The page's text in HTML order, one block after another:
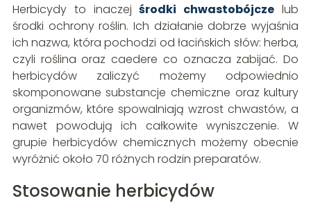
Herbicydy to inaczejśrodki chwastobójcze lub
środki ochrony roślin. Ich działanie dobrze wyjaśnia
ich nazwa, która pochodzi od łacińskich słów: herba,
czyli roślina oraz caedere co oznacza zabijać. Do
herbicydów zaliczyć możemy odpowiednio
skomponowane substancje chemiczne oraz kultury
organizmów, które spowalniają wzrost chwastów, a
nawet powodują ich całkowite wyniszczenie. W
grupie herbicydów chemicznych możemy obecnie
wyróżnić około 70 różnych rodzin preparatów.
Stosowanie herbicydów